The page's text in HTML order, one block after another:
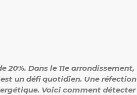
Dans le 11e arrondissement,
un défi quotidien. Une réfection
Voici comment détecter